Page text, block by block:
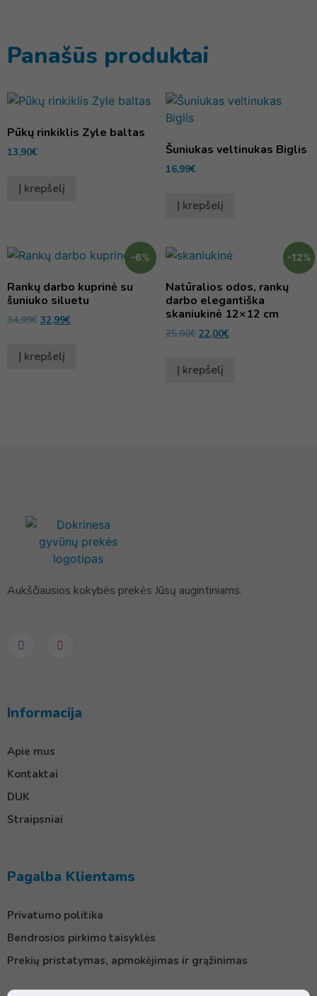
Panašūs produktai
Pūkų rinkiklis Zyle baltas
13,90€
Į krepšelį
Šuniukas veltinukas Biglis
16,99€
Į krepšelį
-6%
Rankų darbo kuprinė su
šuniuko siluetu
34,99€ 32,99€
Į krepšelį
-12%
Natūralios odos, rankų
darbo elegantiška
skaniukinė 12×12 cm
25,00€ 22,00€
Į krepšelį
Aukščiausios kokybės prekės Jūsų augintiniams.
Informacija
Apie mus
Kontaktai
DUK
Straipsniai
Pagalba Klientams
Privatumo politika
Bendrosios pirkimo taisyklės
Prekių pristatymas, apmokėjimas ir grąžinimas